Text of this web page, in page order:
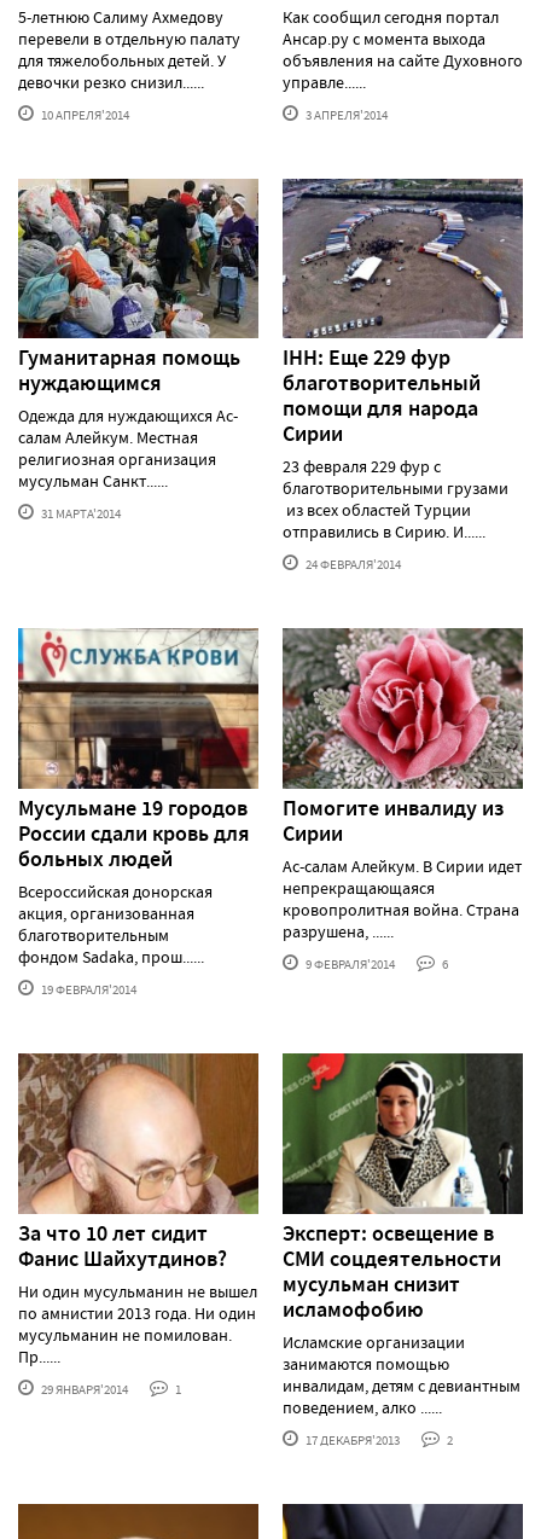
5-летнюю Салиму Ахмедову
перевели в отдельную палату
для тяжелобольных детей. У
девочки резко снизил......
10 АПРЕЛЯ'2014
Как сообщил сегодня портал
Ансар.ру с момента выхода
объявления на сайте Духовного
управле......
3 АПРЕЛЯ'2014
Гуманитарная помощь
нуждающимся
Одежда для нуждающихся Ас-
салам Алейкум. Местная
религиозная организация
мусульман Санкт......
31 МАРТА'2014
IHH: Еще 229 фур
благотворительный
помощи для народа
Сирии
23 февраля 229 фур с
благотворительными грузами
из всех областей Турции
отправились в Сирию. И......
24 ФЕВРАЛЯ'2014
Мусульмане 19 городов
России сдали кровь для
больных людей
Всероссийская донорская
акция, организованная
благотворительным
фондом Sadaka, прош......
19 ФЕВРАЛЯ'2014
Помогите инвалиду из
Сирии
Ас-салам Алейкум. В Сирии идет
непрекращающаяся
кровопролитная война. Страна
разрушена, ......
9 ФЕВРАЛЯ'2014 6
За что 10 лет сидит
Фанис Шайхутдинов?
Ни один мусульманин не вышел
по амнистии 2013 года. Ни один
мусульманин не помилован.
Пр......
29 ЯНВАРЯ'2014 1
Эксперт: освещение в
СМИ соцдеятельности
мусульман снизит
исламофобию
Исламские организации
занимаются помощью
инвалидам, детям с девиантным
поведением, алко ......
17 ДЕКАБРЯ'2013 2